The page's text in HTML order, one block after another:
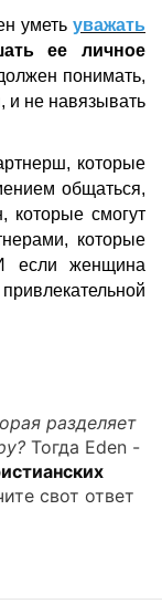
уметь уважать
ее личное
понимать,
и не навязывать
которые
общаться,
смогут
которые
если женщина
разделяет
Тогда Eden -
свот ответ